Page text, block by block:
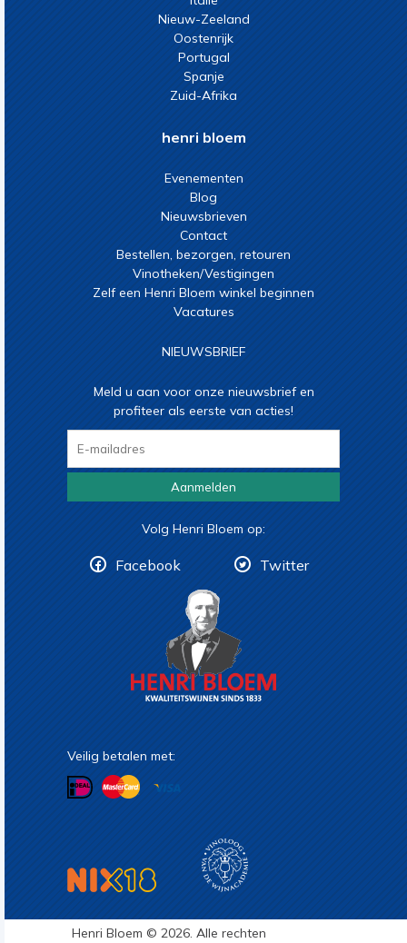
Nieuw-Zeeland
Oostenrijk
Portugal
Spanje
Zuid-Afrika
henri bloem
Evenementen
Blog
Nieuwsbrieven
Contact
Bestellen, bezorgen, retouren
Vinotheken/Vestigingen
Zelf een Henri Bloem winkel beginnen
Vacatures
NIEUWSBRIEF
Meld u aan voor onze nieuwsbrief en
profiteer als eerste van acties!
Aanmelden
Volg Henri Bloem op:
Facebook Twitter
Veilig betalen met:
Henri Bloem © 2026. Alle rechten